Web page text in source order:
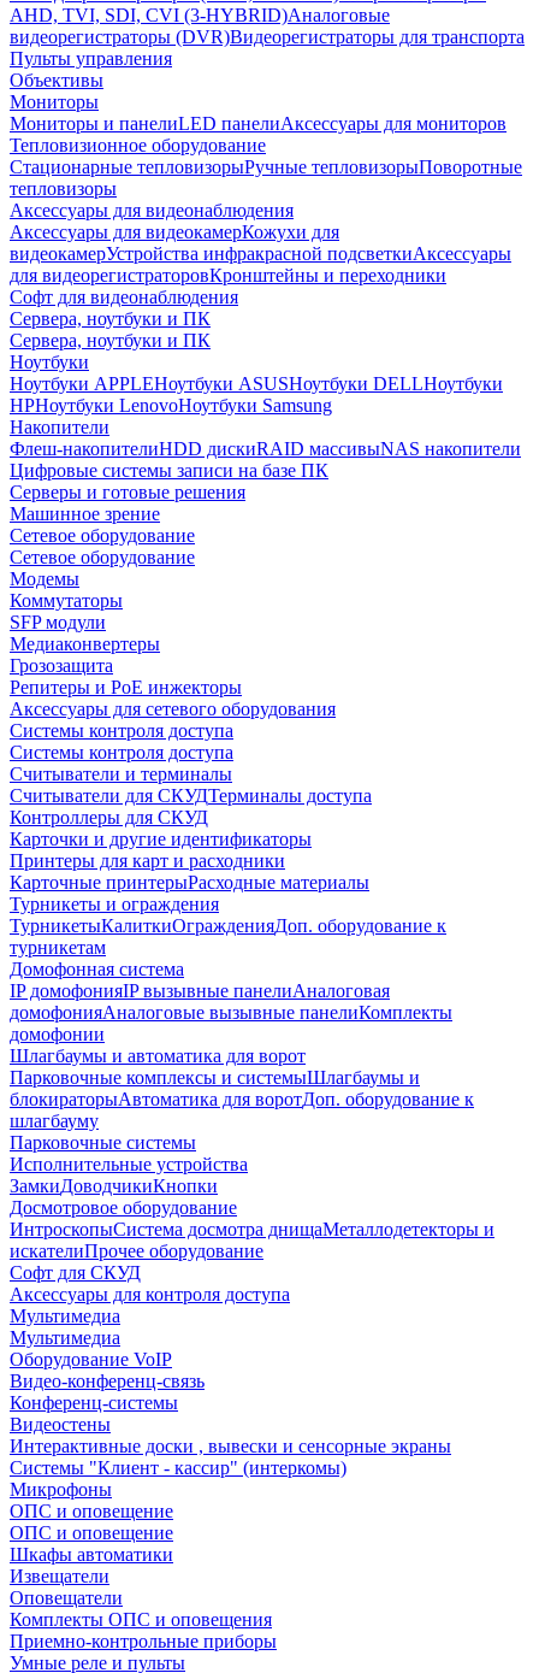
AHD, TVI, SDI, CVI (3-HYBRID)Аналоговые
видеорегистраторы (DVR)Видеорегистраторы для транспорта
Пульты управления
Объективы
Мониторы
Мониторы и панелиLED панелиАксессуары для мониторов
Тепловизионное оборудование
Стационарные тепловизорыРучные тепловизорыПоворотные
тепловизоры
Аксессуары для видеонаблюдения
Аксессуары для видеокамерКожухи для
видеокамерУстройства инфракрасной подсветкиАксессуары
для видеорегистраторовКронштейны и переходники
Софт для видеонаблюдения
Сервера, ноутбуки и ПК
Сервера, ноутбуки и ПК
Ноутбуки
Ноутбуки APPLEНоутбуки ASUSНоутбуки DELLНоутбуки
HPНоутбуки LenovoНоутбуки Samsung
Накопители
Флеш-накопителиHDD дискиRAID массивыNAS накопители
Цифровые системы записи на базе ПК
Серверы и готовые решения
Машинное зрение
Сетевое оборудование
Сетевое оборудование
Модемы
Коммутаторы
SFP модули
Медиаконвертеры
Грозозащита
Репитеры и PoE инжекторы
Аксессуары для сетевого оборудования
Системы контроля доступа
Системы контроля доступа
Считыватели и терминалы
Считыватели для СКУДТерминалы доступа
Контроллеры для СКУД
Карточки и другие идентификаторы
Принтеры для карт и расходники
Карточные принтерыРасходные материалы
Турникеты и ограждения
ТурникетыКалиткиОгражденияДоп. оборудование к
турникетам
Домофонная система
IP домофонияIP вызывные панелиАналоговая
домофонияАналоговые вызывные панелиКомплекты
домофонии
Шлагбаумы и автоматика для ворот
Парковочные комплексы и системыШлагбаумы и
блокираторыАвтоматика для воротДоп. оборудование к
шлагбауму
Парковочные системы
Исполнительные устройства
ЗамкиДоводчикиКнопки
Досмотровое оборудование
ИнтроскопыСистема досмотра днищаМеталлодетекторы и
искателиПрочее оборудование
Софт для СКУД
Аксессуары для контроля доступа
Мультимедиа
Мультимедиа
Оборудование VoIP
Видео-конференц-связь
Конференц-системы
Видеостены
Интерактивные доски , вывески и сенсорные экраны
Системы "Клиент - кассир" (интеркомы)
Микрофоны
ОПС и оповещение
ОПС и оповещение
Шкафы автоматики
Извещатели
Оповещатели
Комплекты ОПС и оповещения
Приемно-контрольные приборы
Умные реле и пульты